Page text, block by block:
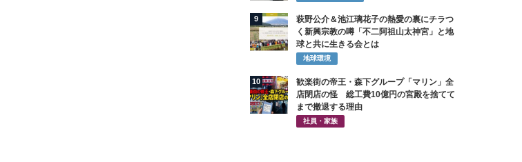
9
萩野公介＆池江璃花子の熱愛の裏にチラつ
く新興宗教の噂「不二阿祖山太神宮」と地
球と共に生きる会とは
地球環境
10
歓楽街の帝王・森下グループ「マリン」全
店閉店の怪 総工費10億円の宮殿を捨てて
まで撤退する理由
社員・家族